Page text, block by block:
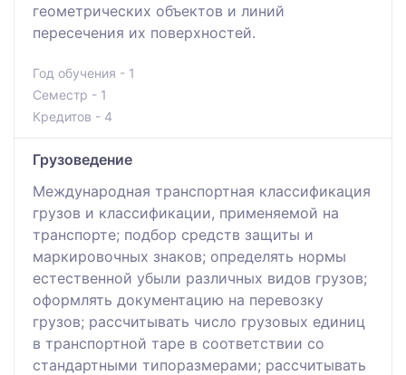
геометрических объектов и линий
пересечения их поверхностей.
Год обучения - 1
Семестр - 1
Кредитов - 4
Грузоведение
Международная транспортная классификация
грузов и классификации, применяемой на
транспорте; подбор средств защиты и
маркировочных знаков; определять нормы
естественной убыли различных видов грузов;
оформлять документацию на перевозку
грузов; рассчитывать число грузовых единиц
в транспортной таре в соответствии со
стандартными типоразмерами; рассчитывать